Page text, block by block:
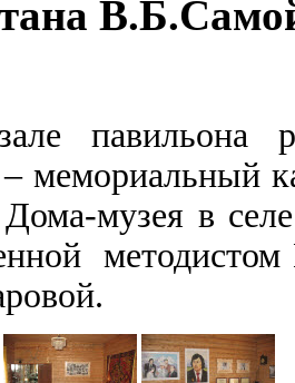
павильона
мемориальный
музея в
методистом